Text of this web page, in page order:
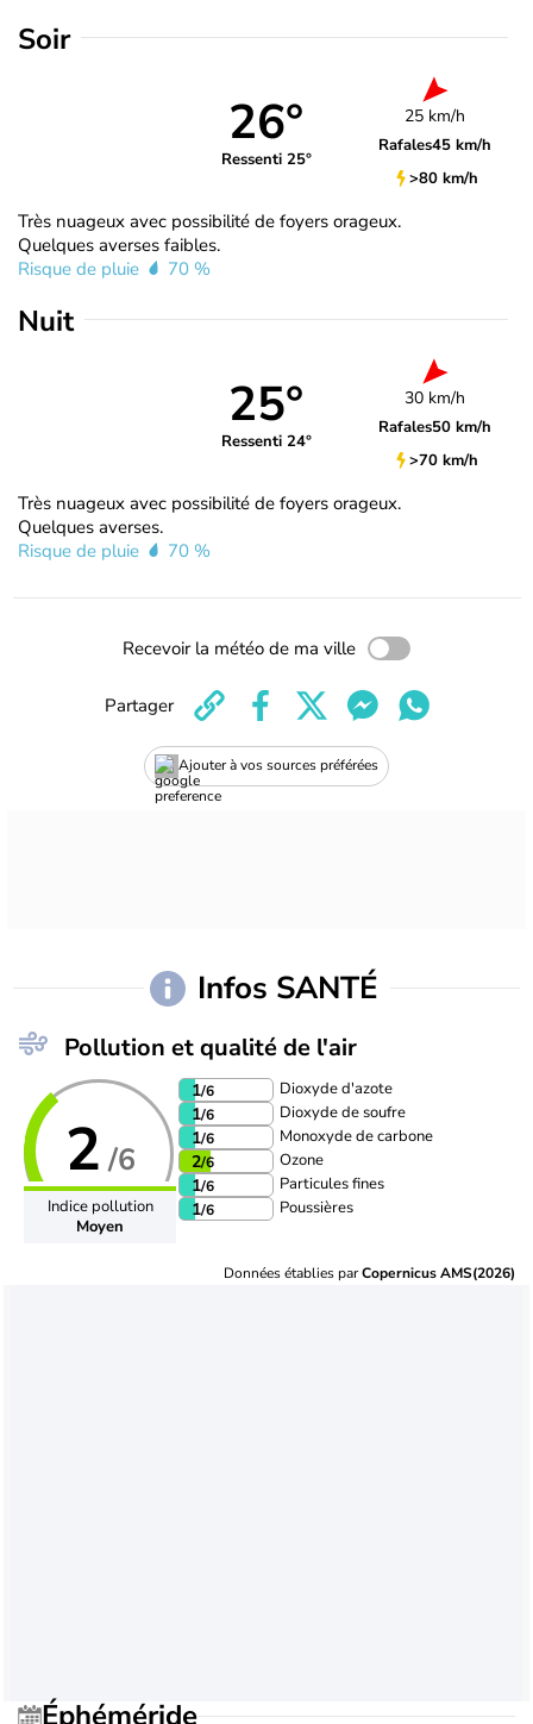
Soir
26°
Ressenti 25°
25 km/h
Rafales45 km/h
>80 km/h
Très nuageux avec possibilité de foyers orageux.
Quelques averses faibles.
Risque de pluie
70 %
Nuit
25°
Ressenti 24°
30 km/h
Rafales50 km/h
>70 km/h
Très nuageux avec possibilité de foyers orageux.
Quelques averses.
Risque de pluie
70 %
Recevoir la météo de ma ville
Ajouter à vos sources préférées
Partager
Infos SANTÉ
Pollution et qualité de l'air
2 /6
Indice pollution
Moyen
1/6 Dioxyde d'azote
1/6 Dioxyde de soufre
1/6 Monoxyde de carbone
2/6 Ozone
1/6 Particules fines
1/6 Poussières
Données établies parCopernicus AMS(2026)
Éphéméride